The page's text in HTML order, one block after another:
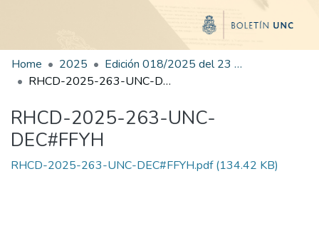
Home 2025
Edición 018/2025 del 23 de julio de 2025
RHCD-2025-263-UNC-DEC#FFYH
RHCD-2025-263-UNC-
DEC#FFYH
RHCD-2025-263-UNC-DEC#FFYH.pdf(134.42 KB)